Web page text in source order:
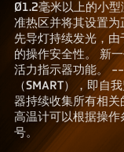
Ø1.2毫米以上的小
准热区并将其设置为
先导灯持续发光，
的操作安全性。 新
活力指示器功能。
（SMART），即自
器持续收集所有相关
高温计可以根据操
号。